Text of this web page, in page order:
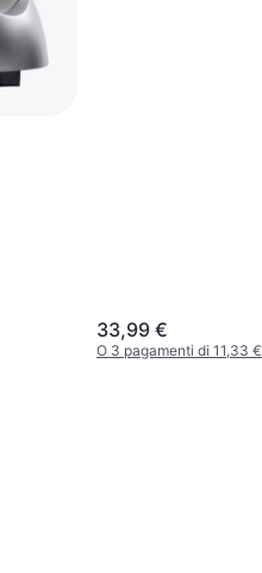
33,99 €
O 3 pagamenti di 11,33 €